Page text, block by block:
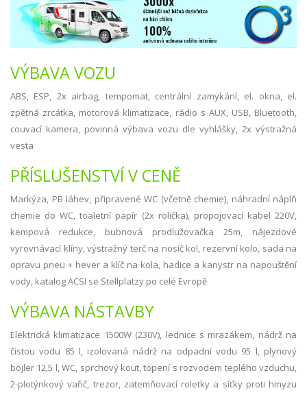
VÝBAVA VOZU
ABS, ESP, 2x airbag, tempomat, centrální zamykání, el. okna, el.
zpětná zrcátka, motorová klimatizace, rádio s AUX, USB, Bluetooth,
couvací kamera, povinná výbava vozu dle vyhlášky, 2x výstražná
vesta
PŘÍSLUŠENSTVÍ V CENĚ
Markýza, PB láhev, připravené WC (včetně chemie), náhradní náplň
chemie do WC, toaletní papír (2x rolička), propojovací kabel 220V,
kempová redukce, bubnová prodlužovačka 25m, nájezdové
vyrovnávací klíny, výstražný terč na nosič kol, rezervní kolo, sada na
opravu pneu + hever a klíč na kola, hadice a kanystr na napouštění
vody, katalog ACSI se Stellplatzy po celé Evropě
VÝBAVA NÁSTAVBY
Elektrická klimatizace 1500W (230V), lednice s mrazákem, nádrž na
čistou vodu 85 l, izolovaná nádrž na odpadní vodu 95 l, plynový
bojler 12,5 l, WC, sprchový kout, topení s rozvodem teplého vzduchu,
2-plotýnkový vařič, trezor, zatemňovací roletky a síťky proti hmyzu